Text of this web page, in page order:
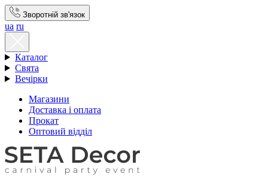
Зворотній зв'язок
ua ru
Каталог
Свята
Вечірки
Магазини
Доставка і оплата
Прокат
Оптовий відділ